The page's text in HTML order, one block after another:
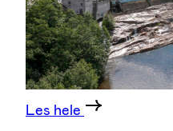
Les hele